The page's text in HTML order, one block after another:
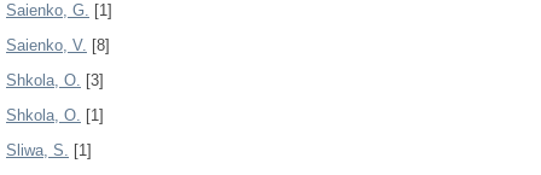
Saienko, G. [1]
Saienko, V. [8]
Shkola, O. [3]
Shkola, О. [1]
Sliwa, S. [1]